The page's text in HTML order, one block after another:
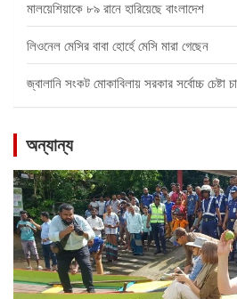
মালয়েশিয়াকে ৮৯ রানে হারিয়েছে বাংলাদেশ
লিওনেল মেসির বাবা হোর্হে মেসি মারা গেছেন
জ্বালানি সংকট মোকাবিলায় সরকার সর্বোচ্চ চেষ্টা
অন্যান্য